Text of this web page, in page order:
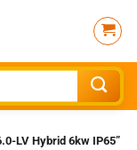
LV Hybrid 6kw IP65”